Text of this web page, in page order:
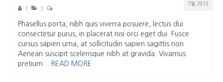
7월 2013
Phasellus porta, nibh quis viverra posuere, lectus dui
consectetur purus, in placerat nisi orci eget dui. Fusce
cursus sapien urna, at sollicitudin sapien sagittis non.
Aenean suscipit scelerisque nibh at gravida. Vivamus
pretium...
READ MORE